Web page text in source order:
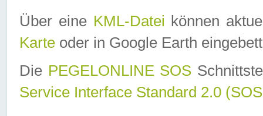
Über eine KML-Datei können
Karte oder in Google Earth
Die PEGELONLINE SOS
Service Interface Standard 2.0